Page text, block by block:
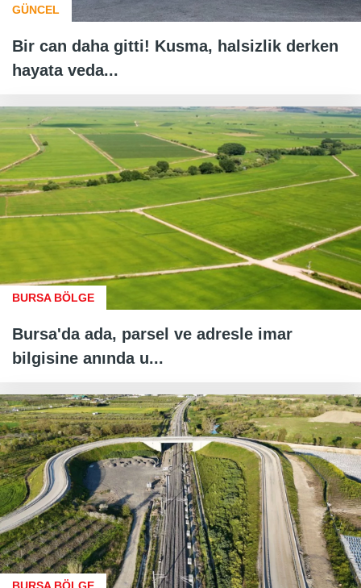
GÜNCEL
Bir can daha gitti! Kusma, halsizlik derken
hayata veda...
BURSA BÖLGE
Bursa'da ada, parsel ve adresle imar
bilgisine anında u...